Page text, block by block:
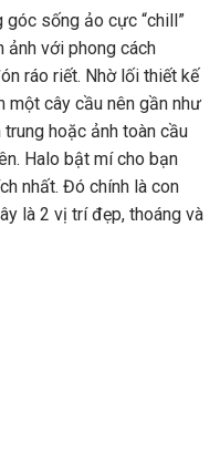
góc sống ảo cực “chill”
với phong cách
ráo riết. Nhờ lối thiết kế
một cây cầu nên gần như
hoặc ảnh toàn cầu
Halo bật mí cho bạn
nhất. Đó chính là con
là 2 vị trí đẹp, thoáng và